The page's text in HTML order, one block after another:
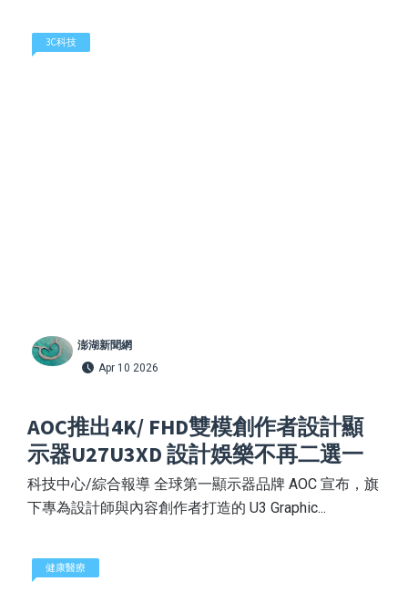
3C科技
澎湖新聞網
Apr 10 2026
AOC推出4K/ FHD雙模創作者設計顯
示器U27U3XD 設計娛樂不再二選一
科技中心/綜合報導 全球第一顯示器品牌 AOC 宣布，旗
下專為設計師與內容創作者打造的 U3 Graphic...
健康醫療